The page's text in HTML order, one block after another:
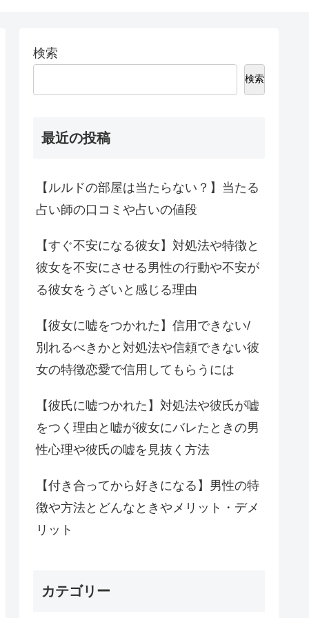
検索
検索
最近の投稿
【ルルドの部屋は当たらない？】当たる
占い師の口コミや占いの値段
【すぐ不安になる彼女】対処法や特徴と
彼女を不安にさせる男性の行動や不安が
る彼女をうざいと感じる理由
【彼女に嘘をつかれた】信用できない/
別れるべきかと対処法や信頼できない彼
女の特徴恋愛で信用してもらうには
【彼氏に嘘つかれた】対処法や彼氏が嘘
をつく理由と嘘が彼女にバレたときの男
性心理や彼氏の嘘を見抜く方法
【付き合ってから好きになる】男性の特
徴や方法とどんなときやメリット・デメ
リット
カテゴリー